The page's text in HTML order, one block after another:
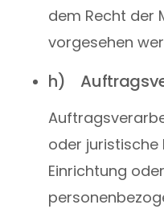
dem Recht der
vorgesehen
h)
oder juristische
Einrichtung